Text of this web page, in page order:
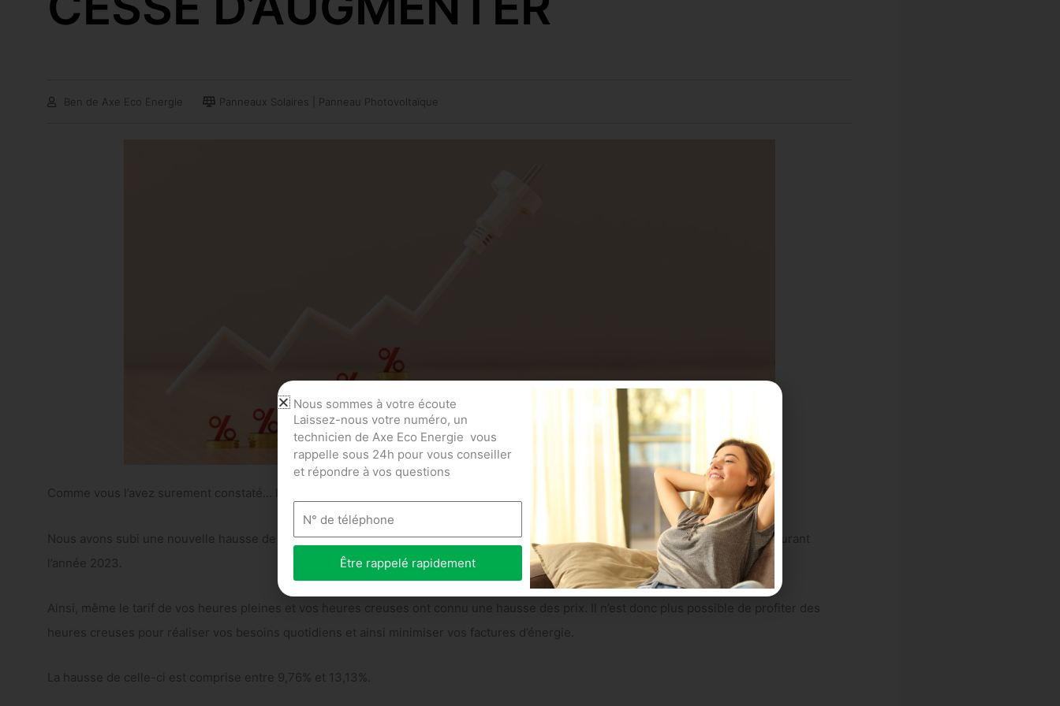
Ben de Axe Eco Energie Panneaux Solaires | Panneau Photovoltaïque
Comme vous l’avez surement constaté… les tarifs de l’électricité en France ont de nouveau augmenté au 1er février 2024.
Nous avons subi une nouvelle hausse de l’électricité de + 10% au 1er février 2024, qui s’ajoute aux 25% que nous avons déjà subit durant
l’année 2023.
Ainsi, même le tarif de vos heures pleines et vos heures creuses ont connu une hausse des prix. Il n’est donc plus possible de profiter des
heures creuses pour réaliser vos besoins quotidiens et ainsi minimiser vos factures d’énergie.
La hausse de celle-ci est comprise entre 9,76% et 13,13%.
Nous sommes à votre écoute
Laissez-nous votre numéro, un
technicien de Axe Eco Energie vous
rappelle sous 24h pour vous conseiller
et répondre à vos questions
Être rappelé rapidement